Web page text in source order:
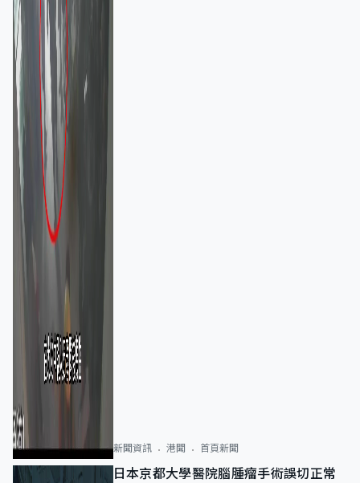
新聞資訊 港聞 首頁新聞
日本京都大學醫院腦腫瘤手術誤切正常